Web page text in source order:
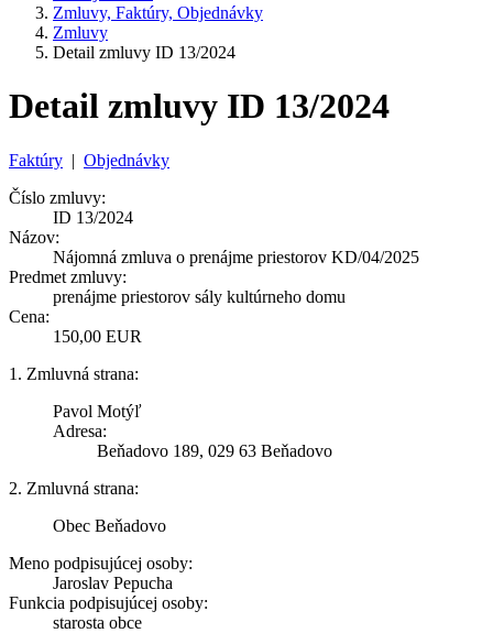
Zmluvy, Faktúry, Objednávky
Zmluvy
Detail zmluvy ID 13/2024
Detail zmluvy ID 13/2024
Faktúry | Objednávky
Číslo zmluvy:
ID 13/2024
Názov:
Nájomná zmluva o prenájme priestorov KD/04/2025
Predmet zmluvy:
prenájme priestorov sály kultúrneho domu
Cena:
150,00 EUR
1. Zmluvná strana:
Pavol Motýľ
Adresa:
Beňadovo 189, 029 63 Beňadovo
2. Zmluvná strana:
Obec Beňadovo
Meno podpisujúcej osoby:
Jaroslav Pepucha
Funkcia podpisujúcej osoby:
starosta obce